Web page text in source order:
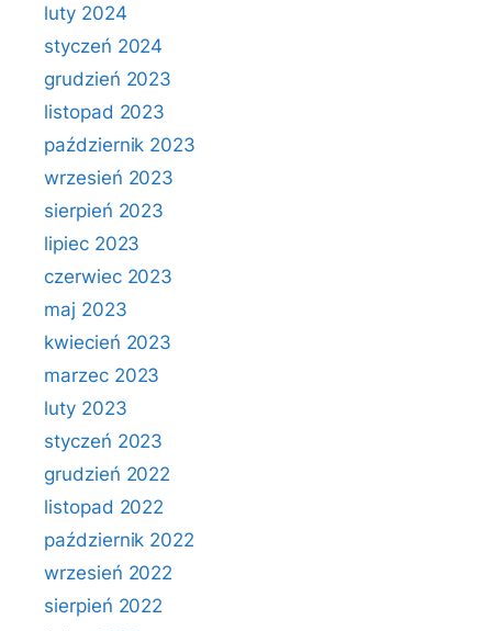
luty 2024
styczeń 2024
grudzień 2023
listopad 2023
październik 2023
wrzesień 2023
sierpień 2023
lipiec 2023
czerwiec 2023
maj 2023
kwiecień 2023
marzec 2023
luty 2023
styczeń 2023
grudzień 2022
listopad 2022
październik 2022
wrzesień 2022
sierpień 2022